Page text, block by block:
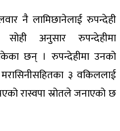
नै लामिछानेलाई रुपन्देही
अनुसार रुपन्देहीमा
छन् । रुपन्देहीमा उनको
३ वकिललाई
रास्वपा स्रोतले जनाएको छ